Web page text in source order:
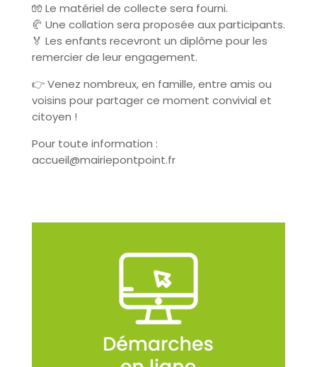
🧤 Le matériel de collecte sera fourni.
🥐 Une collation sera proposée aux participants.
🏅 Les enfants recevront un diplôme pour les
remercier de leur engagement.
👉 Venez nombreux, en famille, entre amis ou
voisins pour partager ce moment convivial et
citoyen !
Pour toute information :
accueil@mairiepontpoint.fr